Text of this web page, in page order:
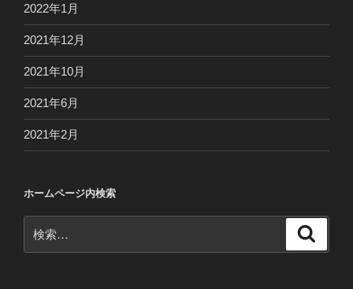
2022年1月
2021年12月
2021年10月
2021年6月
2021年2月
ホームページ内検索
索: